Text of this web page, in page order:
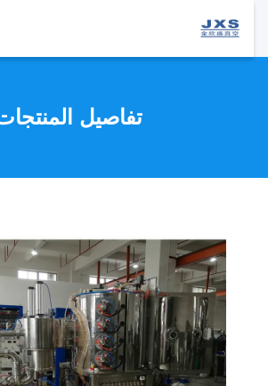
تفاصيل المنتجات